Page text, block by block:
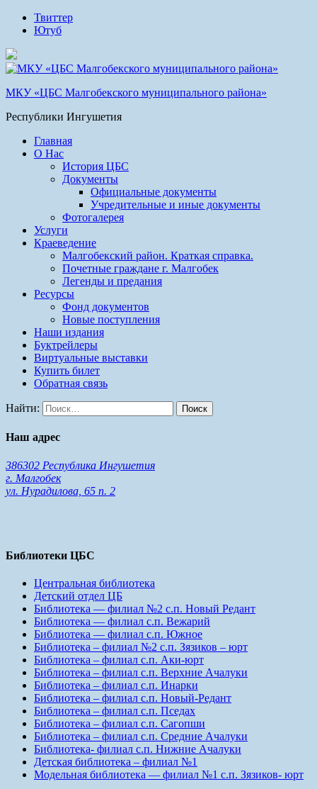
Твиттер
Ютуб
МКУ «ЦБС Малгобекского муниципального района»
Республики Ингушетия
Главная
О Нас
История ЦБС
Документы
Официальные документы
Учредительные и иные документы
Фотогалерея
Услуги
Краеведение
Малгобекский район. Краткая справка.
Почетные граждане г. Малгобек
Легенды и предания
Ресурсы
Фонд документов
Новые поступления
Наши издания
Буктрейлеры
Виртуальные выставки
Купить билет
Обратная связь
Найти:
Наш адрес
386302 Республика Ингушетия
г. Малгобек
ул. Нурадилова, 65 п. 2
Библиотеки ЦБС
Центральная библиотека
Детский отдел ЦБ
Библиотека — филиал №2 с.п. Новый Редант
Библиотека — филиал с.п. Вежарий
Библиотека — филиал с.п. Южное
Библиотека – филиал №2 с.п. Зязиков – юрт
Библиотека – филиал с.п. Аки-юрт
Библиотека – филиал с.п. Верхние Ачалуки
Библиотека – филиал с.п. Инарки
Библиотека – филиал с.п. Новый-Редант
Библиотека – филиал с.п. Пседах
Библиотека – филиал с.п. Сагопши
Библиотека – филиал с.п. Средние Ачалуки
Библиотека- филиал с.п. Нижние Ачалуки
Детская библиотека – филиал №1
Модельная библиотека — филиал №1 с.п. Зязиков- юрт